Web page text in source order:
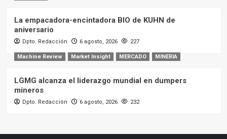
La empacadora-encintadora BIO de KUHN de
aniversario
Dpto. Redacción 6 agosto, 2026 227
Machine Review Market Insight MERCADO MINERIA
LGMG alcanza el liderazgo mundial en dumpers
mineros
Dpto. Redacción 6 agosto, 2026 232